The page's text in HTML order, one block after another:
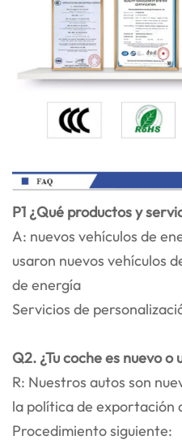
P1 ¿Qué productos y
A: nuevos vehículos de
usaron nuevos vehículos
de energía
Servicios de
Q2. ¿Tu coche es nuevo o
R: Nuestros autos son
la política de exportación
Procedimiento siguiente: